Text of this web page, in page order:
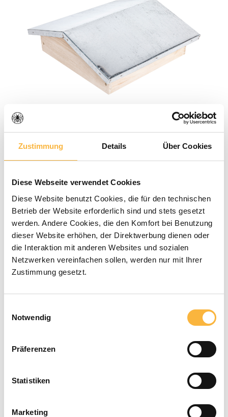
Zustimmung Details Über Cookies
Diese Webseite verwendet Cookies
Diese Website benutzt Cookies, die für den technischen
Betrieb der Website erforderlich sind und stets gesetzt
werden. Andere Cookies, die den Komfort bei Benutzung
dieser Website erhöhen, der Direktwerbung dienen oder
die Interaktion mit anderen Websites und sozialen
Netzwerken vereinfachen sollen, werden nur mit Ihrer
Zustimmung gesetzt.
Notwendig
Präferenzen
Statistiken
Marketing
€ 29,90*
Prijzen incl. BTW en excl. verzendkosten
Beschikbaar binnen de aangegeven
levertijd
Producthoeveelheid: Voer de